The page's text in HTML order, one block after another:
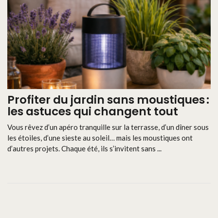
Profiter du jardin sans moustiques :
les astuces qui changent tout
Vous rêvez d’un apéro tranquille sur la terrasse, d’un dîner sous
les étoiles, d’une sieste au soleil… mais les moustiques ont
d’autres projets. Chaque été, ils s’invitent sans ...